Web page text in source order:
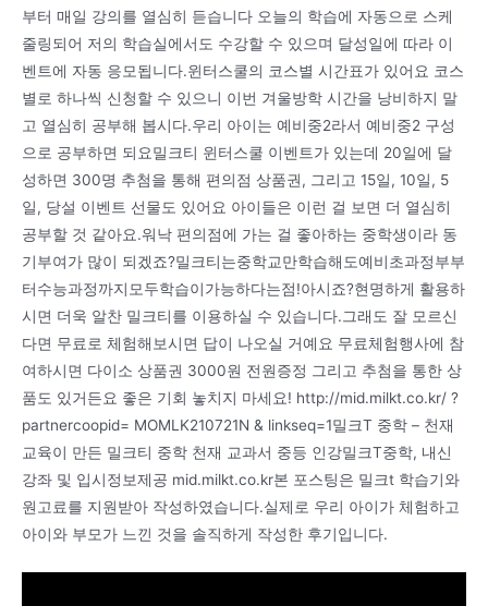
부터 매일 강의를 열심히 듣습니다 오늘의 학습에 자동으로 스케
줄링되어 저의 학습실에서도 수강할 수 있으며 달성일에 따라 이
벤트에 자동 응모됩니다.윈터스쿨의 코스별 시간표가 있어요 코스
별로 하나씩 신청할 수 있으니 이번 겨울방학 시간을 낭비하지 말
고 열심히 공부해 봅시다.우리 아이는 예비중2라서 예비중2 구성
으로 공부하면 되요밀크티 윈터스쿨 이벤트가 있는데 20일에 달
성하면 300명 추첨을 통해 편의점 상품권, 그리고 15일, 10일, 5
일, 당설 이벤트 선물도 있어요 아이들은 이런 걸 보면 더 열심히
공부할 것 같아요.워낙 편의점에 가는 걸 좋아하는 중학생이라 동
기부여가 많이 되겠죠?밀크티는중학교만학습해도예비초과정부부
터수능과정까지모두학습이가능하다는점!아시죠?현명하게 활용하
시면 더욱 알찬 밀크티를 이용하실 수 있습니다.그래도 잘 모르신
다면 무료로 체험해보시면 답이 나오실 거예요 무료체험행사에 참
여하시면 다이소 상품권 3000원 전원증정 그리고 추첨을 통한 상
품도 있거든요 좋은 기회 놓치지 마세요! http://mid.milkt.co.kr/ ?
partnercoopid= MOMLK210721N & linkseq=1밀크T 중학 – 천재
교육이 만든 밀크티 중학 천재 교과서 중등 인강밀크T중학, 내신
강좌 및 입시정보제공 mid.milkt.co.kr본 포스팅은 밀크t 학습기와
원고료를 지원받아 작성하였습니다.실제로 우리 아이가 체험하고
아이와 부모가 느낀 것을 솔직하게 작성한 후기입니다.